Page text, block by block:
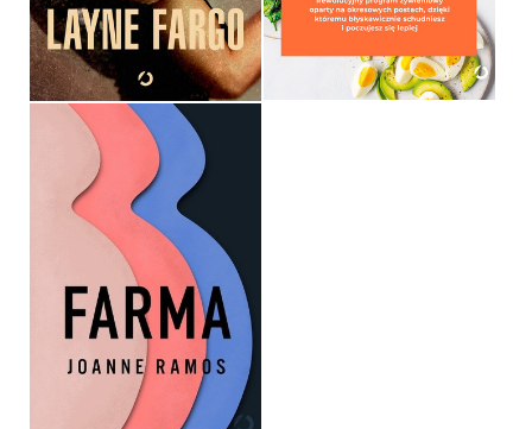
54,99 ZŁ 39,90 ZŁ
FARMA
JOANNE RAMOS
OPRAWA MIĘKKA ZE SKRZYDEŁKAMI
39,90 ZŁ